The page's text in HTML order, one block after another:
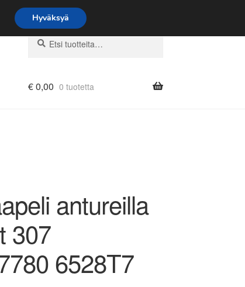
Etsi:
Haku
€0,00 0 tuotetta
antureilla
307
6528T7
Hyväksyä